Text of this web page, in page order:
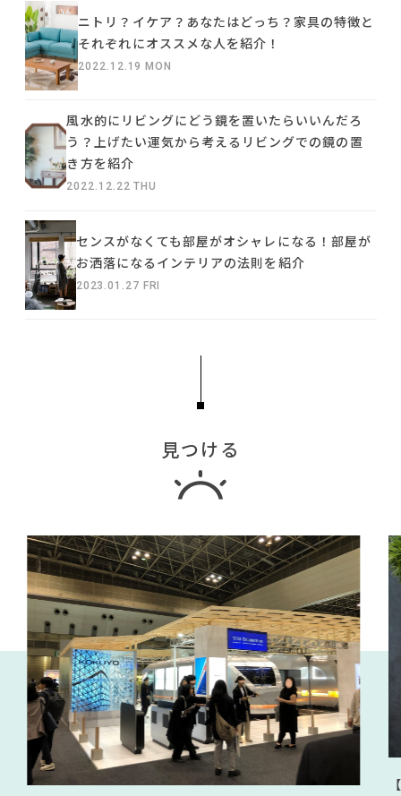
ニトリ？イケア？あなたはどっち？家具の特徴と
それぞれにオススメな人を紹介！
2022.12.19 MON
風水的にリビングにどう鏡を置いたらいいんだろ
う？上げたい運気から考えるリビングでの鏡の置
き方を紹介
2022.12.22 THU
センスがなくても部屋がオシャレになる！部屋が
お洒落になるインテリアの法則を紹介
2023.01.27 FRI
見つける